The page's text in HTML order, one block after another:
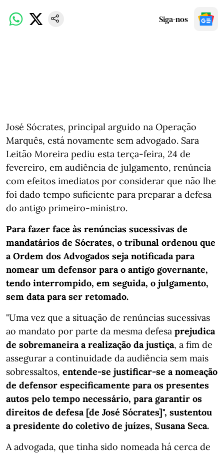
Siga-nos
José Sócrates, principal arguido na Operação
Marquês, está novamente sem advogado. Sara
Leitão Moreira pediu esta terça-feira, 24 de
fevereiro, em audiência de julgamento, renúncia
com efeitos imediatos por considerar que não lhe
foi dado tempo suficiente para preparar a defesa
do antigo primeiro-ministro.
Para fazer face às renúncias sucessivas de
mandatários de Sócrates, o tribunal ordenou que
a Ordem dos Advogados seja notificada para
nomear um defensor para o antigo governante,
tendo interrompido, em seguida, o julgamento,
sem data para ser retomado.
"Uma vez que a situação de renúncias sucessivas
ao mandato por parte da mesma defesa prejudica
de sobremaneira a realização da justiça, a fim de
assegurar a continuidade da audiência sem mais
sobressaltos, entende-se justificar-se a nomeação
de defensor especificamente para os presentes
autos pelo tempo necessário, para garantir os
direitos de defesa [de José Sócrates]", sustentou
a presidente do coletivo de juízes, Susana Seca.
A advogada, que tinha sido nomeada há cerca de